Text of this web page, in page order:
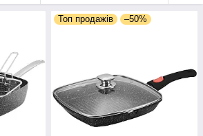
Топ продажів –50%